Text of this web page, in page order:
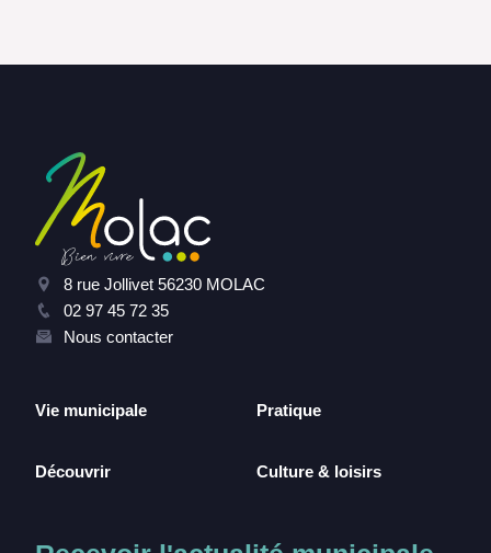
8 rue Jollivet 56230 MOLAC
02 97 45 72 35
Nous contacter
Vie municipale
Découvrir
Pratique
Culture & loisirs